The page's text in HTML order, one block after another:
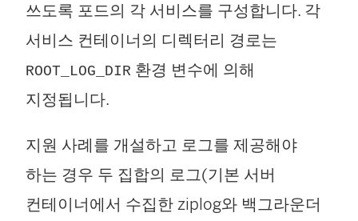
쓰도록 포드의 각 서비스를 구성합니다. 각
서비스 컨테이너의 디렉터리 경로는
ROOT_LOG_DIR 환경 변수에 의해
지정됩니다.
지원 사례를 개설하고 로그를 제공해야
하는 경우 두 집합의 로그(기본 서버
컨테이너에서 수집한 ziplog와 백그라운더